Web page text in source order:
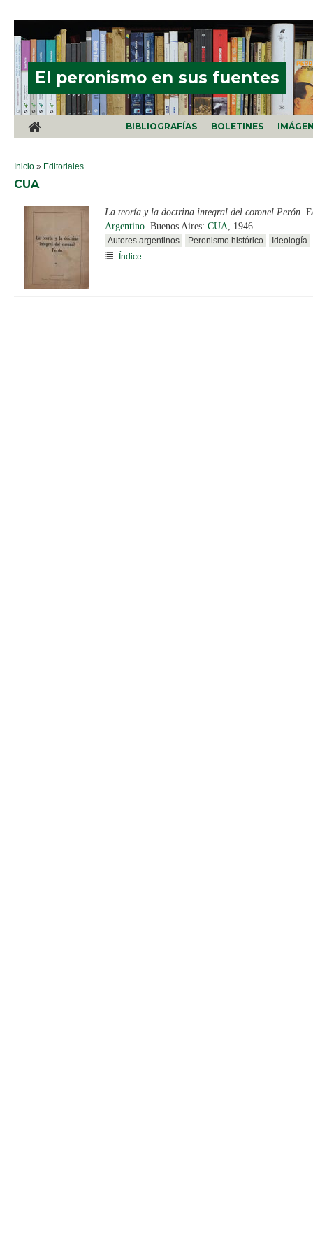
El peronismo en sus fuentes
BIBLIOGRAFÍAS BOLETINES
SE ENCUENTRA USTED AQUÍ
Inicio » Editoriales
CUA
La teoría y la doctrina integral del coronel Perón.
Argentino. Buenos Aires: CUA, 1946.
Autores argentinos Peronismo histórico
Ideología
Índice